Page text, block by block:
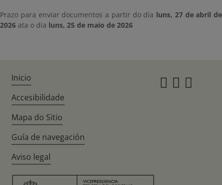
Prazo para enviar documentos a partir do día luns, 27 de abril de
2026 ata o día luns, 25 de maio de 2026
Inicio
Accesibilidade
Mapa do Sitio
Guía de navegación
Aviso legal